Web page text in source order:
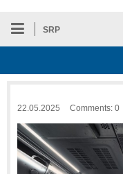
SRP
22.05.2025 Comments: 0